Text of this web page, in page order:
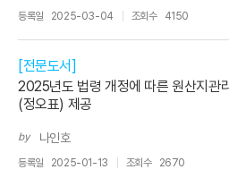
등록일 2025-03-04 조회수 4150
[전문도서]
2025년도 법령 개정에 따른 원산지관
(정오표) 제공
by 나인호
등록일 2025-01-13 조회수 2670